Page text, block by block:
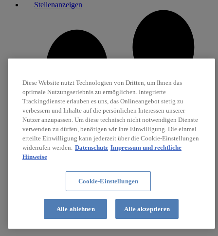
Stellenanzeigen
Diese Website nutzt Technologien von Dritten, um Ihnen das
optimale Nutzungserlebnis zu ermöglichen. Integrierte
Trackingdienste erlauben es uns, das Onlineangebot stetig zu
verbessern und Inhalte auf die persönlichen Interessen unserer
Nutzer anzupassen. Um diese technisch nicht notwendigen Dienste
verwenden zu dürfen, benötigen wir Ihre Einwilligung. Die einmal
erteilte Einwilligung kann jederzeit über die Cookie-Einstellungen
widerrufen werden. Datenschutz Impressum und rechtliche
Hinweise
Cookie-Einstellungen
Alle ablehnen Alle akzeptieren